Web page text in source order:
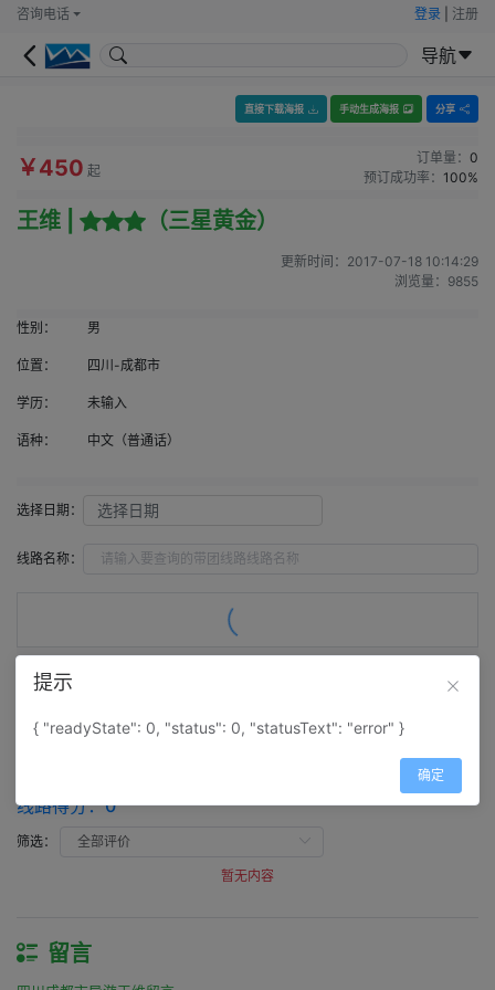
咨询电话 登录 注册
导航
直接下载海报 手动生成海报 分享
￥450 起
订单量： 0
预订成功率： 100%
王维 | （三星黄金）
更新时间： 2017-07-18 10:14:29
浏览量： 9855
性别： 男
位置： 四川-成都市
学历： 未输入
语种： 中文（普通话）
选择日期：
线路名称：
评价（0
评价
线路得分：0
筛选：
暂无内容
留言
提示
{ "readyState": 0, "status": 0, "statusText": "error" }
确定